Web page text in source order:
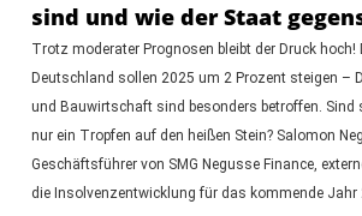
sind und wie der Staat
Trotz moderater Prognosen bleibt der Druck hoch!
Deutschland sollen 2025 um 2 Prozent steigen –
und Bauwirtschaft sind besonders betroffen. Sind
nur ein Tropfen auf den heißen Stein? Salomon
Geschäftsführer von SMG Negusse Finance,
die Insolvenzentwicklung für das kommende Jahr